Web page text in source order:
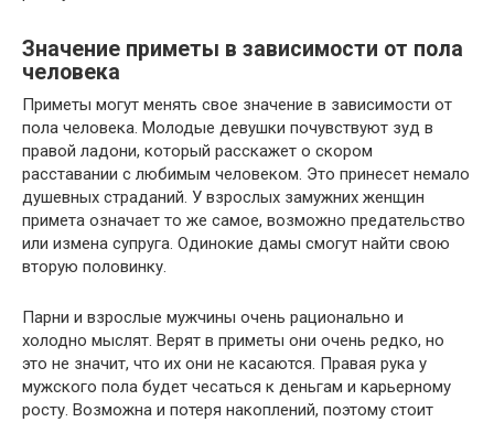
Значение приметы в зависимости от пола
человека
Приметы могут менять свое значение в зависимости от
пола человека. Молодые девушки почувствуют зуд в
правой ладони, который расскажет о скором
расставании с любимым человеком. Это принесет немало
душевных страданий. У взрослых замужних женщин
примета означает то же самое, возможно предательство
или измена супруга. Одинокие дамы смогут найти свою
вторую половинку.
Парни и взрослые мужчины очень рационально и
холодно мыслят. Верят в приметы они очень редко, но
это не значит, что их они не касаются. Правая рука у
мужского пола будет чесаться к деньгам и карьерному
росту. Возможна и потеря накоплений, поэтому стоит